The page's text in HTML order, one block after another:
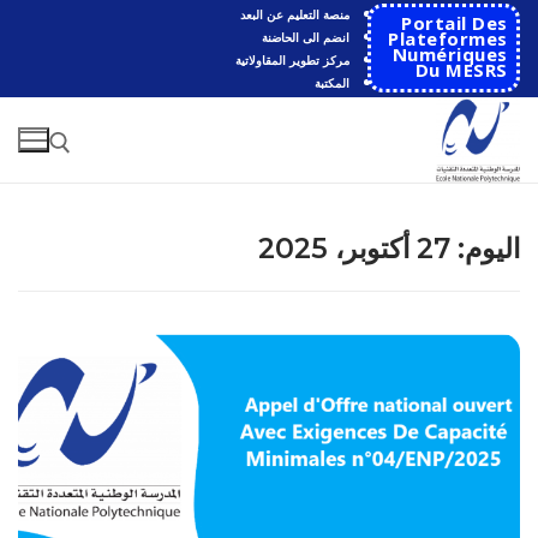
التجاوز
إلى
المحتوى
Portail Des
Plateformes
Numériques
Du MESRS
منصة التعليم عن البعد
انضم الى الحاضنة
مركز تطوير المقاولاتية
المكتبة
المدرسة
اليوم: 27 أكتوبر، 2025